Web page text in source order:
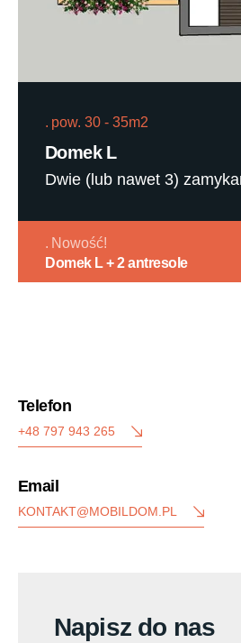
pow. 30 - 35m2
Domek L
Dwie (lub nawet 3)
Nowość!
Domek L + 2 antresole
Telefon
+48 797 943 265
Email
KONTAKT@MOBILDOM.PL
Napisz do nas